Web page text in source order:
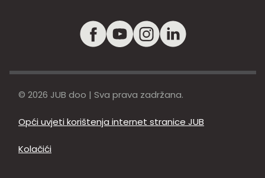
© 2026 JUB doo | Sva prava zadržana.
Opći uvjeti korištenja internet stranice JUB
Kolačići